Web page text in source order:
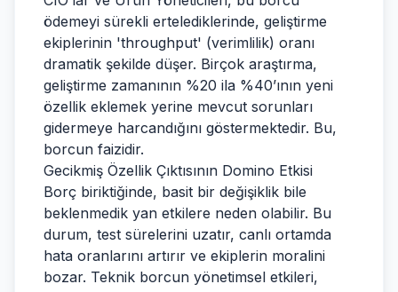
ödemeyi sürekli ertelediklerinde, geliştirme
ekiplerinin 'throughput' (verimlilik) oranı
dramatik şekilde düşer. Birçok araştırma,
geliştirme zamanının %20 ila %40’ının yeni
özellik eklemek yerine mevcut sorunları
gidermeye harcandığını göstermektedir. Bu,
borcun faizidir.
Gecikmiş Özellik Çıktısının Domino Etkisi
Borç biriktiğinde, basit bir değişiklik bile
beklenmedik yan etkilere neden olabilir. Bu
durum, test sürelerini uzatır, canlı ortamda
hata oranlarını artırır ve ekiplerin moralini
bozar. Teknik borcun yönetimsel etkileri,